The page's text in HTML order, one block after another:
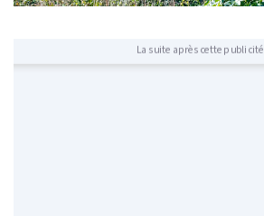
La suite après cette publicité